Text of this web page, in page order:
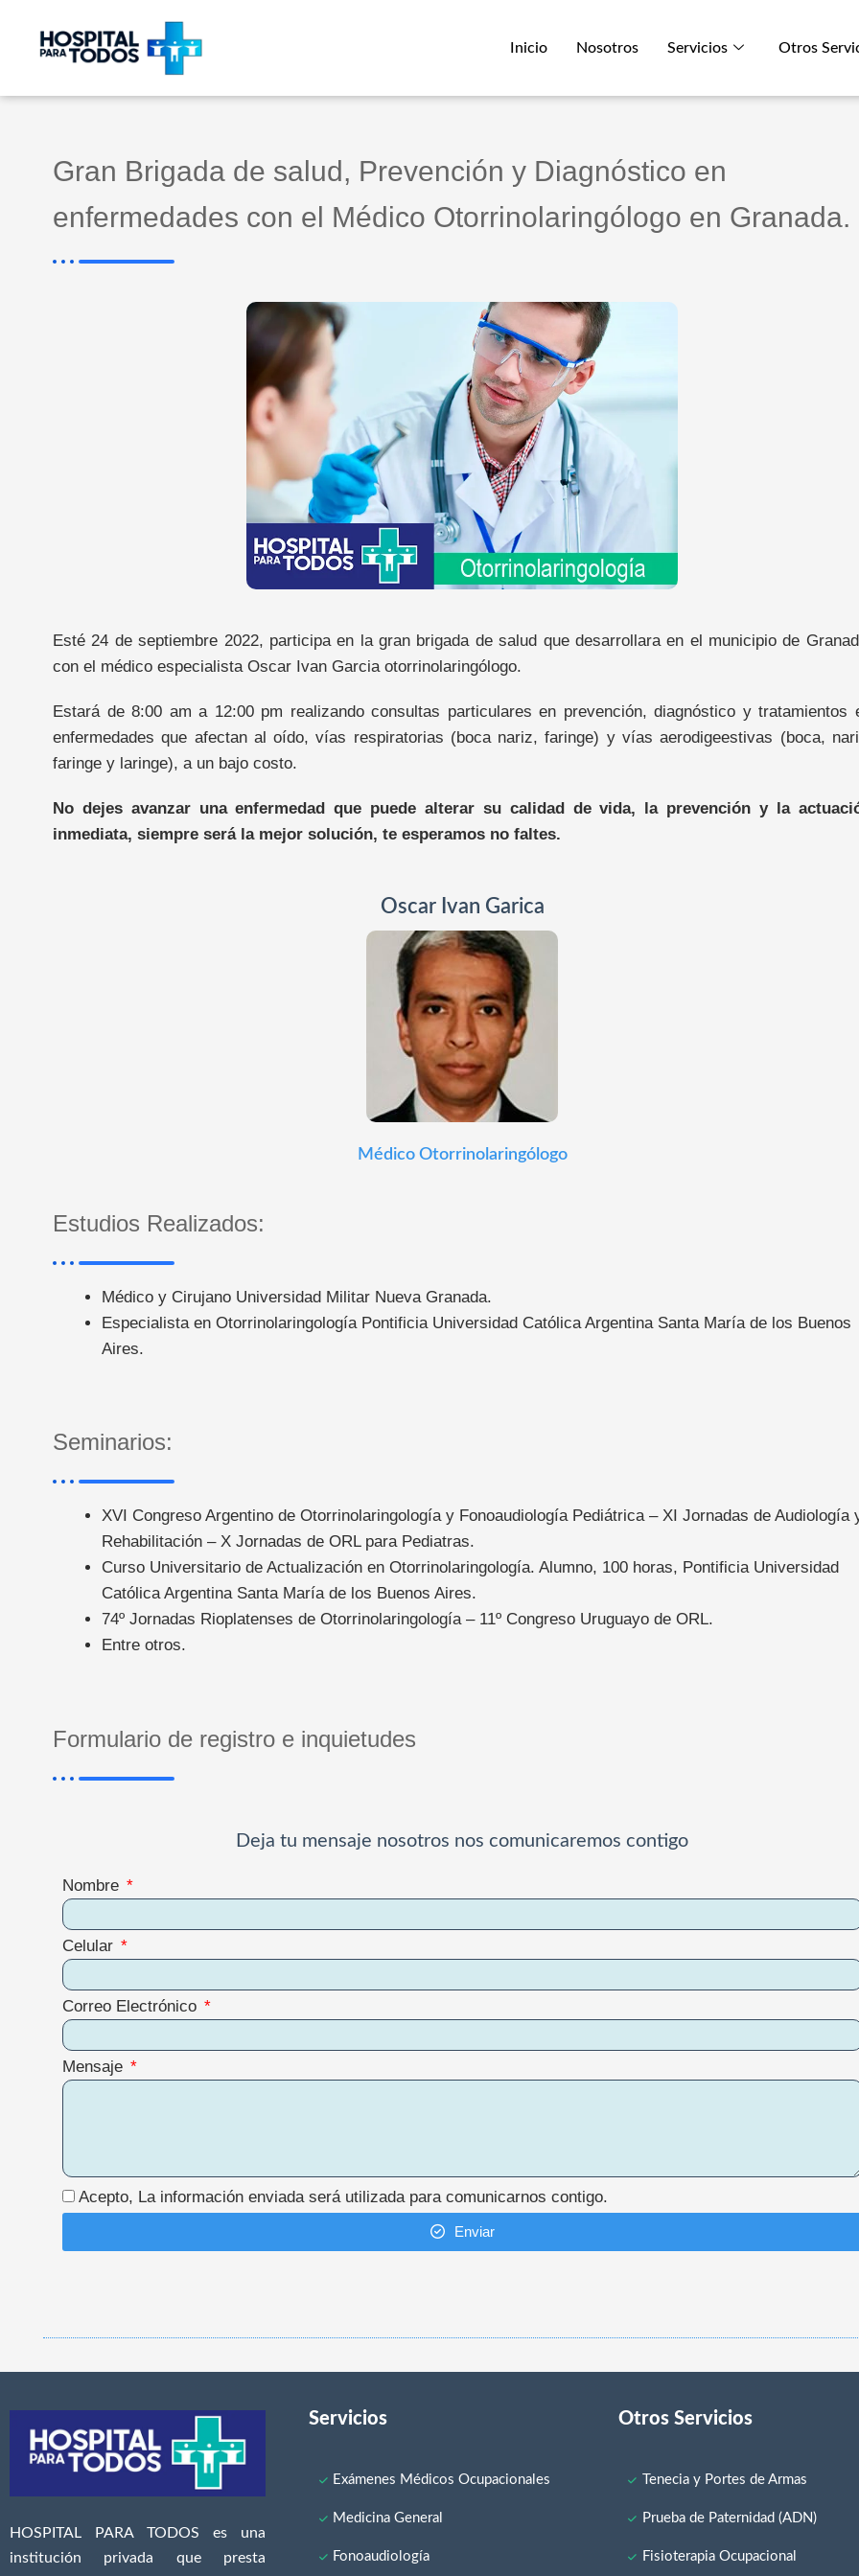
Inicio Nosotros Servicios Otros
Gran Brigada de salud, Prevención y Diagnóstico en
enfermedades con el Médico Otorrinolaringólogo en Granada.
Esté 24 de septiembre 2022, participa en la gran brigada de salud que desarrollara en el municipio de
con el médico especialista Oscar Ivan Garcia otorrinolaringólogo.
Estará de 8:00 am a 12:00 pm realizando consultas particulares en prevención, diagnóstico y tratamientos
enfermedades que afectan al oído, vías respiratorias (boca nariz, faringe) y vías aerodigeestivas (boca,
faringe y laringe), a un bajo costo.
No dejes avanzar una enfermedad que puede alterar su calidad de vida, la prevención y la
inmediata, siempre será la mejor solución, te esperamos no faltes.
Oscar Ivan Garica
Médico Otorrinolaringólogo
Estudios Realizados:
Médico y Cirujano Universidad Militar Nueva Granada.
Especialista en Otorrinolaringología Pontificia Universidad Católica Argentina Santa María de los Buenos
Aires.
Seminarios:
XVI Congreso Argentino de Otorrinolaringología y Fonoaudiología Pediátrica – XI Jornadas de Audiología
Rehabilitación – X Jornadas de ORL para Pediatras.
Curso Universitario de Actualización en Otorrinolaringología. Alumno, 100 horas, Pontificia Universidad
Católica Argentina Santa María de los Buenos Aires.
74º Jornadas Rioplatenses de Otorrinolaringología – 11º Congreso Uruguayo de ORL.
Entre otros.
Formulario de registro e inquietudes
Deja tu mensaje nosotros nos comunicaremos contigo
Nombre
Celular
Correo Electrónico
Mensaje
Acepto, La información enviada será utilizada para comunicarnos contigo.
Enviar
HOSPITAL PARA TODOS es una
institución privada que presta
Servicios
Exámenes Médicos Ocupacionales
Medicina General
Fonoaudiología
Otros Servicios
Tenecia y Portes de Armas
Prueba de Paternidad (ADN)
Fisioterapia Ocupacional